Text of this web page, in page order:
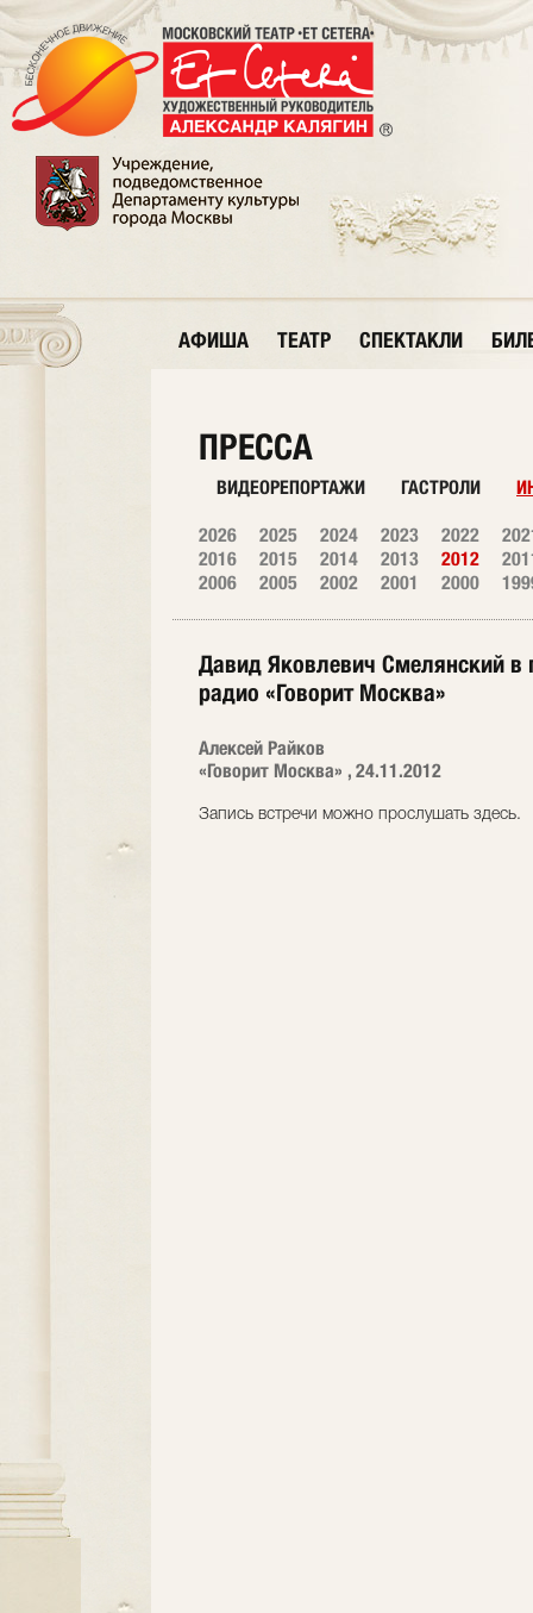
АФИША ТЕАТР СПЕКТАКЛИ
ПРЕССА
ВИДЕОРЕПОРТАЖИ ГАСТРОЛИ
2026 2025 2024 2023 2022
2016
2015 2014 2013 2012
2006
2005 2002 2001 2000
Давид Яковлевич Смелянский в
радио «Говорит Москва»
Алексей Райков
«Говорит Москва» , 24.11.2012
Запись встречи можно прослушать здесь.